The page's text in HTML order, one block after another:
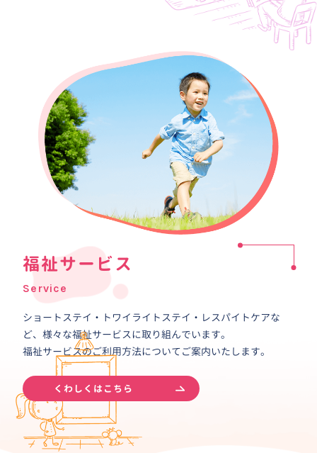
福祉サービス
Service
ショートステイ・トワイライトステイ・レスパイトケアな
ど、様々な福祉サービスに取り組んでいます。
福祉サービスのご利用方法についてご案内いたします。
くわしくはこちら